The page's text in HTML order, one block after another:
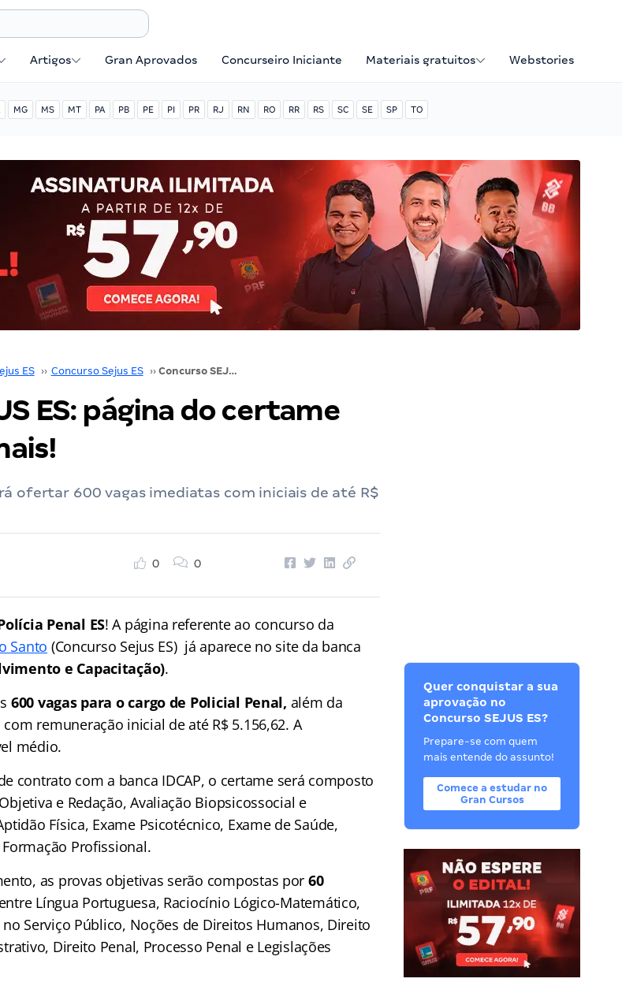
Artigos Gran Aprovados Concurseiro Iniciante Materiais gratuitos Webstories
MG MS MT PA PB PE PI PR RJ RN RO RR RS SC SE SP TO
ES ›› Concurso Sejus ES ›› Concurso SEJUS ES: página do certame criada. Saiba mais!
ES: página do certame
ofertar 600 vagas imediatas com iniciais de até R$
0 0
Penal ES! A página referente ao concurso da
Santo (Concurso Sejus ES) já aparece no site da banca
e Capacitação).
600 vagas para o cargo de Policial Penal, além da
remuneração inicial de até R$ 5.156,62. A
médio.
contrato com a banca IDCAP, o certame será composto
e Redação, Avaliação Biopsicossocial e
Física, Exame Psicotécnico, Exame de Saúde,
Profissional.
as provas objetivas serão compostas por 60
Língua Portuguesa, Raciocínio Lógico-Matemático,
Serviço Público, Noções de Direitos Humanos, Direito
Direito Penal, Processo Penal e Legislações
Quer conquistar a sua
aprovação no
Concurso SEJUS ES?
Prepare-se com quem
mais entende do assunto!
Comece a estudar no
Gran Cursos